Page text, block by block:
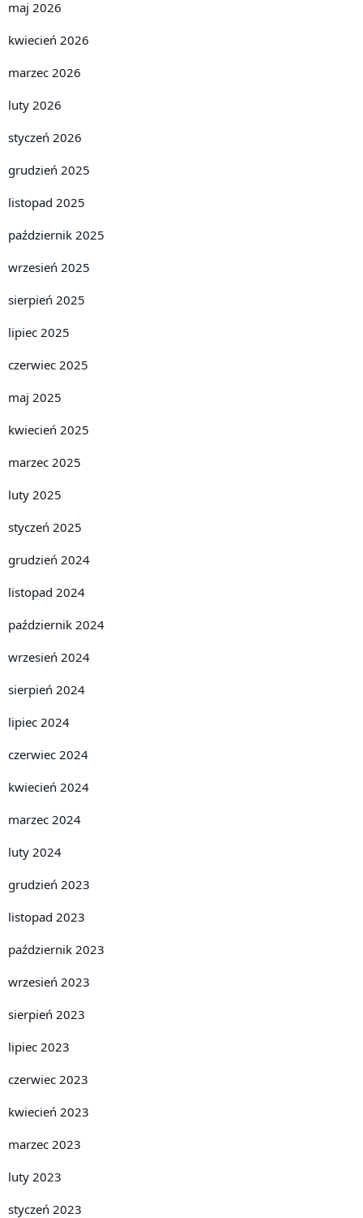
maj 2026
kwiecień 2026
marzec 2026
luty 2026
styczeń 2026
grudzień 2025
listopad 2025
październik 2025
wrzesień 2025
sierpień 2025
lipiec 2025
czerwiec 2025
maj 2025
kwiecień 2025
marzec 2025
luty 2025
styczeń 2025
grudzień 2024
listopad 2024
październik 2024
wrzesień 2024
sierpień 2024
lipiec 2024
czerwiec 2024
kwiecień 2024
marzec 2024
luty 2024
grudzień 2023
listopad 2023
październik 2023
wrzesień 2023
sierpień 2023
lipiec 2023
czerwiec 2023
kwiecień 2023
marzec 2023
luty 2023
styczeń 2023